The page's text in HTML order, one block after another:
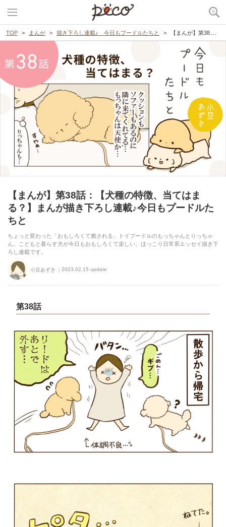
TOP まんが 描き下ろし連載♪ 今日もプードルたちと 【まんが】第38話：【犬種の特徴、当てはまる？】まんが描き下ろし連載♪今日もプードルたちと
【まんが】第38話：【犬種の特徴、当てはま
る？】まんが描き下ろし連載♪今日もプードルた
ちと
ちょっと変わった「おもしろくて癒される」トイプードルのもっちゃんとりっちゃ
ん。こどもと暮らす犬が今日もおもしろくて楽しい。ほっこり日常系エッセイ描き下
ろし連載です。
小豆あずき 2023.02.15 update
第38話